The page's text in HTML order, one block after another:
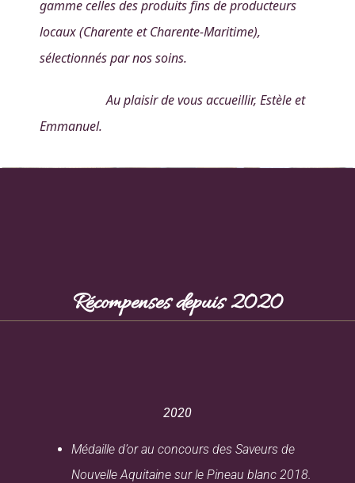
gamme celles des produits fins de producteurs
locaux (Charente et Charente-Maritime),
sélectionnés par nos soins.
Au plaisir de vous accueillir, Estèle et
Emmanuel.
Récompenses depuis 2020
2020
Médaille d’or au concours des Saveurs de
Nouvelle Aquitaine sur le Pineau blanc 2018.